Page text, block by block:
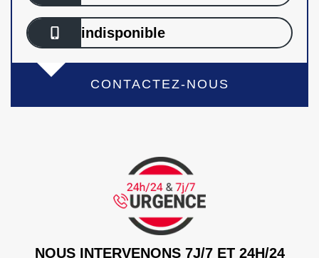
indisponible
CONTACTEZ-NOUS
NOUS INTERVENONS 7J/7 ET 24H/24